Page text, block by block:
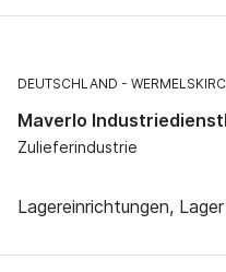
DEUTSCHLAND
Maverlo
Zulieferindustrie
Lagereinrichtungen,